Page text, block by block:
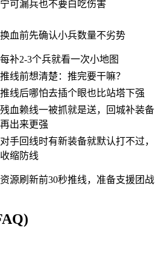
宁可漏兵也不要白吃伤害
换血前先确认小兵数量不劣势
每补2-3个兵就看一次小地图
推线前想清楚：推完要干嘛？
推线后哪怕去插个眼也比站塔下强
残血赖线一被抓就是送，回城补装备
再出来更强
对手回线时有新装备就默认打不过，
收缩防线
资源刷新前30秒推线，准备支援团战